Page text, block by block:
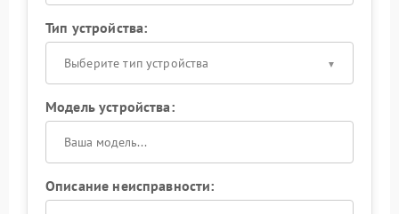
Тип устройства:
Выберите тип устройства
Модель устройства:
Описание неисправности: